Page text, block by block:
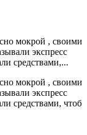
мокрой , своими
экспресс
средствами,...
мокрой , своими
экспресс
средствами, чтоб